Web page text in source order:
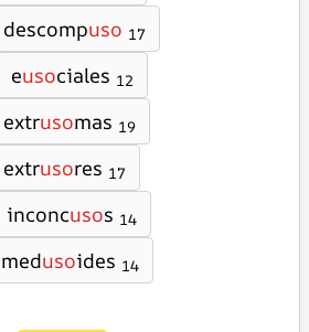
descompuso 17
eusociales 12
extrusomas 19
extrusores 17
inconcusos 14
medusoides 14